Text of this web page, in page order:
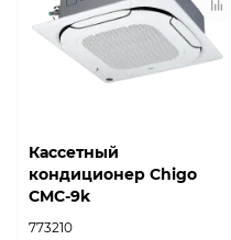
Кассетный
кондиционер Chigo
CMС-9k
773210